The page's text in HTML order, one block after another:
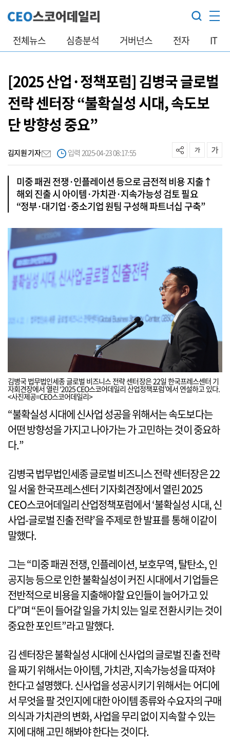
전체뉴스 심층분석 거버넌스 전자 IT
[2025 산업·정책포럼] 김병국 글로벌
전략 센터장 “불확실성 시대, 속도보
단 방향성 중요”
김지원 기자 입력 2025-04-23 08:17:55
미중 패권 전쟁·인플레이션 등으로 금전적 비용 지출↑
해외 진출 시 아이템·가치관·지속가능성 검토 필요
“정부·대기업·중소기업 원팀 구성해 파트너십 구축”
김병국 법무법인세종 글로벌 비즈니스 전략 센터장은 22일 한국프레스센터 기
자회견장에서 열린 ‘2025 CEO스코어데일리 산업정책포럼’에서 연설하고 있다.
<사진제공=CEO스코어데일리>
“불확실성 시대에 신사업 성공을 위해서는 속도보다는
어떤 방향성을 가지고 나아가는 가 고민하는 것이 중요하
다.”
김병국 법무법인세종 글로벌 비즈니스 전략 센터장은 22
일 서울 한국프레스센터 기자회견장에서 열린 2025
CEO스코어데일리 산업정책포럼에서 ‘불확실성 시대, 신
사업-글로벌 진출 전략’을 주제로 한 발표를 통해 이같이
말했다.
그는 “미중 패권 전쟁, 인플레이션, 보호무역, 탈탄소, 인
공지능 등으로 인한 불확실성이 커진 시대에서 기업들은
전반적으로 비용을 지출해야할 요인들이 늘어가고 있
다”며 “돈이 들어갈 일을 가치 있는 일로 전환시키는 것이
중요한 포인트”라고 말했다.
김 센터장은 불확실성 시대에 신사업의 글로벌 진출 전략
을 짜기 위해서는 아이템, 가치관, 지속가능성을 따져야
한다고 설명했다. 신사업을 성공시키기 위해서는 어디에
서 무엇을 팔 것인지에 대한 아이템 종류와 수요자의 구매
의식과 가치관의 변화, 사업을 무리 없이 지속할 수 있는
지에 대해 고민 해봐야 한다는 것이다.